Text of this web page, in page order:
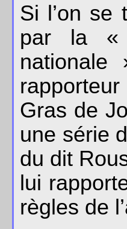
Si l’on se
par la «
Gras de
une série
du dit
lui
règles de